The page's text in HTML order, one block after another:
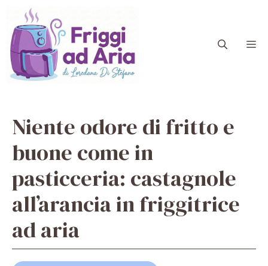
contenuto
Niente odore di fritto e
buone come in
pasticceria: castagnole
all’arancia in friggitrice
ad aria